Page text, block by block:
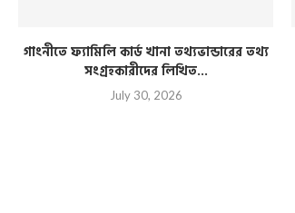
গাংনীতে ফ্যামিলি কার্ড খানা তথ্যভান্ডারের তথ্য
সংগ্রহকারীদের লিখিত...
July 30, 2026